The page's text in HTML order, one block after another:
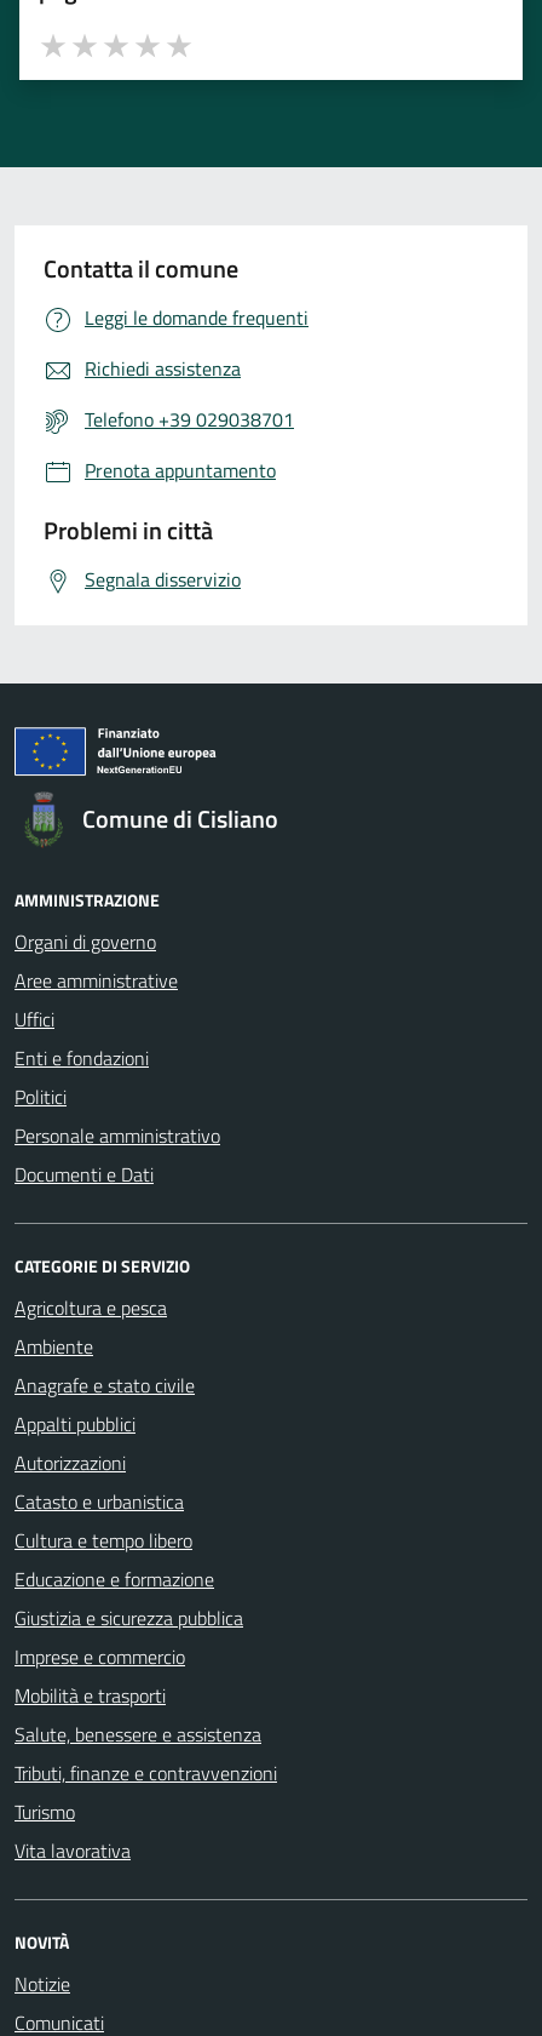
Valuta 5 stelle su 5
Valuta 4 stelle su 5
Valuta 3 stelle su 5
Valuta 2 stelle su 5
Valuta 1 stelle su 5
Contatta il comune
Leggi le domande frequenti
Richiedi assistenza
Telefono +39 029038701
Prenota appuntamento
Problemi in città
Segnala disservizio
Comune di Cisliano
AMMINISTRAZIONE
Organi di governo
Aree amministrative
Uffici
Enti e fondazioni
Politici
Personale amministrativo
Documenti e Dati
CATEGORIE DI SERVIZIO
Agricoltura e pesca
Ambiente
Anagrafe e stato civile
Appalti pubblici
Autorizzazioni
Catasto e urbanistica
Cultura e tempo libero
Educazione e formazione
Giustizia e sicurezza pubblica
Imprese e commercio
Mobilità e trasporti
Salute, benessere e assistenza
Tributi, finanze e contravvenzioni
Turismo
Vita lavorativa
NOVITÀ
Notizie
Comunicati